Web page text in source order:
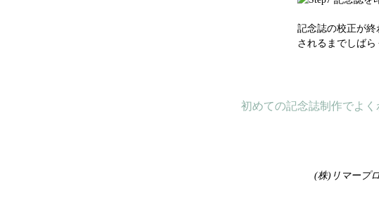
記念誌の校正が
されるまでしばら
初めての記念誌制作でよ
(株)リマープ